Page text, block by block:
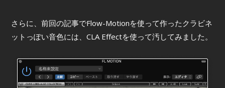
さらに、前回の記事でFlow-Motionを使って作ったクラビネ
ットっぽい音色には、CLA Effectを使って汚してみました。